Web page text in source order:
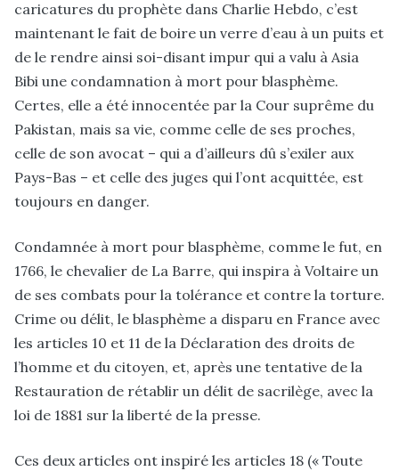
caricatures du prophète dans Charlie Hebdo, c’est
maintenant le fait de boire un verre d’eau à un puits et
de le rendre ainsi soi-disant impur qui a valu à Asia
Bibi une condamnation à mort pour blasphème.
Certes, elle a été innocentée par la Cour suprême du
Pakistan, mais sa vie, comme celle de ses proches,
celle de son avocat – qui a d’ailleurs dû s’exiler aux
Pays-Bas – et celle des juges qui l’ont acquittée, est
toujours en danger.
Condamnée à mort pour blasphème, comme le fut, en
1766, le chevalier de La Barre, qui inspira à Voltaire un
de ses combats pour la tolérance et contre la torture.
Crime ou délit, le blasphème a disparu en France avec
les articles 10 et 11 de la Déclaration des droits de
l’homme et du citoyen, et, après une tentative de la
Restauration de rétablir un délit de sacrilège, avec la
loi de 1881 sur la liberté de la presse.
Ces deux articles ont inspiré les articles 18 (« Toute